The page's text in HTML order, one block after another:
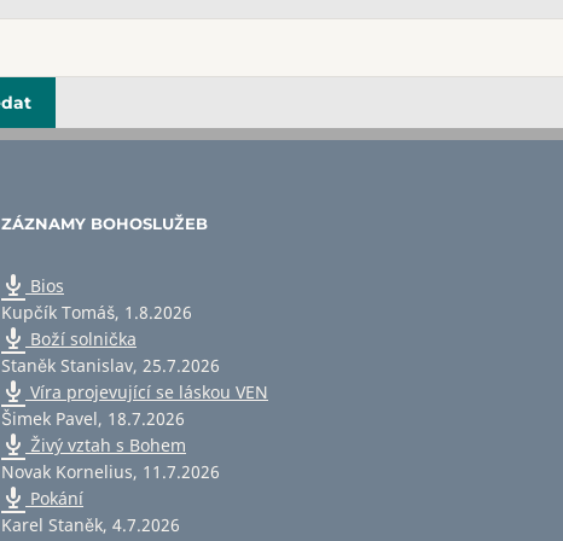
ZÁZNAMY BOHOSLUŽEB
Bios
Kupčík Tomáš, 1.8.2026
Boží solnička
Staněk Stanislav, 25.7.2026
Víra projevující se láskou VEN
Šimek Pavel, 18.7.2026
Živý vztah s Bohem
Novak Kornelius, 11.7.2026
Pokání
Karel Staněk, 4.7.2026